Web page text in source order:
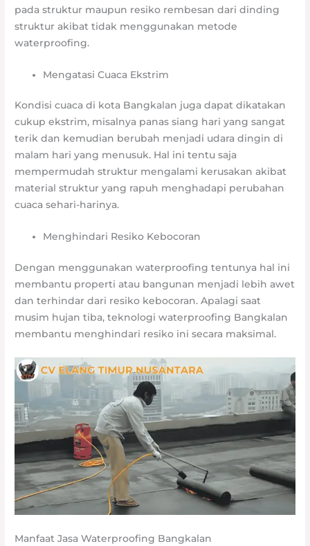
pada struktur maupun resiko rembesan dari dinding
struktur akibat tidak menggunakan metode
waterproofing.
Mengatasi Cuaca Ekstrim
Kondisi cuaca di kota Bangkalan juga dapat dikatakan
cukup ekstrim, misalnya panas siang hari yang sangat
terik dan kemudian berubah menjadi udara dingin di
malam hari yang menusuk. Hal ini tentu saja
mempermudah struktur mengalami kerusakan akibat
material struktur yang rapuh menghadapi perubahan
cuaca sehari-harinya.
Menghindari Resiko Kebocoran
Dengan menggunakan waterproofing tentunya hal ini
membantu properti atau bangunan menjadi lebih awet
dan terhindar dari resiko kebocoran. Apalagi saat
musim hujan tiba, teknologi waterproofing Bangkalan
membantu menghindari resiko ini secara maksimal.
Manfaat Jasa Waterproofing Bangkalan